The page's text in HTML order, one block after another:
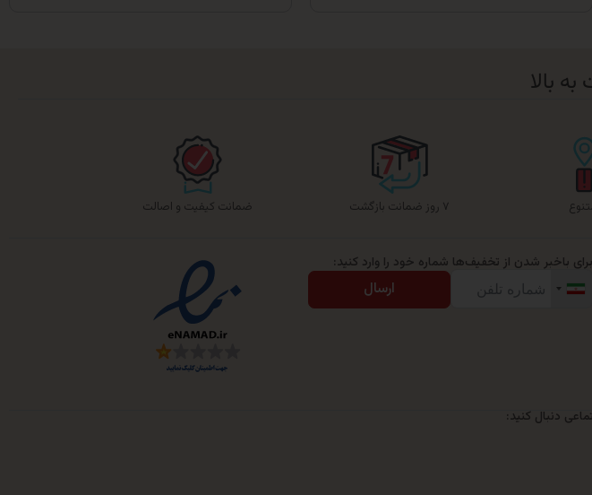
بالا
۷ روز ضمانت بازگشت ضمانت کیفیت و اصالت
برای باخبر شدن از تخفیف‌ها شماره خود را وارد کنید:
ارسال
دنبال کنید: